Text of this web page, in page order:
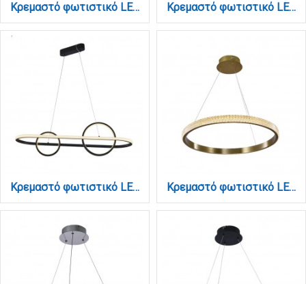
Κρεμαστό φωτιστικό LED 50W από γυαλί D:80x20cm (4078-Smoky) Κρεμαστό φωτιστικό LED 55W 3CCT (by switch) σε μαύρη απόχρωση D:100cm (6043)
Κρεμαστό φωτιστικό LED 56W 3000K από αλουμίνιο σε μαύρη απόχρωση D:120cm (6031) Κρεμαστό φωτιστικό LED 56W 3000K από χρυσαφί αλουμίνιο και ακρυλικό D:60cm (6033-B-GL)